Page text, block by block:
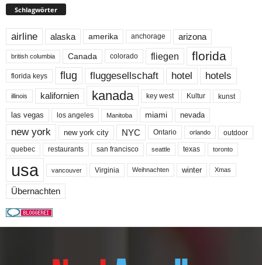
Schlagwörter
airline alaska amerika anchorage arizona
british columbia Canada colorado fliegen florida
florida keys flug fluggesellschaft hotel hotels
illinois kalifornien kanada key west Kultur kunst
las vegas los angeles Manitoba miami nevada
new york new york city NYC Ontario orlando outdoor
quebec restaurants san francisco seattle texas toronto
usa vancouver Virginia Weihnachten winter Xmas
Übernachten